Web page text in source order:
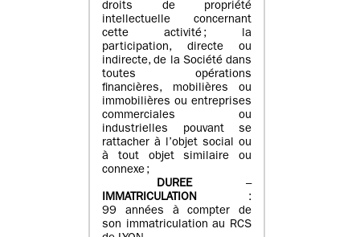
droits de propriété
intellectuelle concernant
cette activité ; la
participation, directe ou
indirecte, de la Société dans
toutes opérations
financières, mobilières ou
immobilières ou entreprises
commerciales ou
industrielles pouvant se
rattacher à l’objet social ou
à tout objet similaire ou
connexe ;
DUREE–
IMMATRICULATION :
99 années à compter de
son immatriculation au RCS